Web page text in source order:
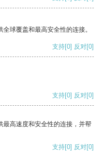
球覆盖和最高安全性的连接。
支持[0] 反对[0]
支持[0] 反对[0]
最高速度和安全性的连接，并帮
支持[0] 反对[0]